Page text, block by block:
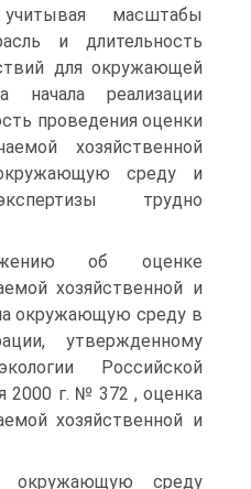
масштабы
и длительность
для окружающей
реализации
проведения оценки
хозяйственной
среду и
трудно
об оценке
хозяйственной и
окружающую среду в
утвержденному
Российской
2000 г. № 372 , оценка
хозяйственной и
окружающую среду